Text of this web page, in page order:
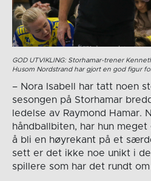
GOD UTVIKLING: Storhamar-trener
Husom Nordstrand har gjort en god figur
– Nora Isabell har tatt noen
sesongen på Storhamar
ledelse av Raymond Hamar.
håndballbiten, har hun
å bli en høyrekant på et
sett er det ikke noe unikt i
spillere som har det rundt